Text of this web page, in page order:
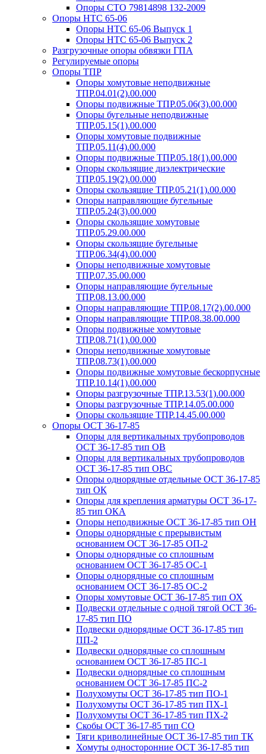
Опоры СТО 79814898 132-2009
Опоры НТС 65-06
Опоры НТС 65-06 Выпуск 1
Опоры НТС 65-06 Выпуск 2
Разгрузочные опоры обвязки ГПА
Регулируемые опоры
Опоры ТПР
Опоры хомутовые неподвижные
ТПР.04.01(2).00.000
Опоры подвижные ТПР.05.06(3).00.000
Опоры бугельные неподвижные
ТПР.05.15(1).00.000
Опоры хомутовые подвижные
ТПР.05.11(4).00.000
Опоры подвижные ТПР.05.18(1).00.000
Опоры скользящие диэлектрические
ТПР.05.19(2).00.000
Опоры скользящие ТПР.05.21(1).00.000
Опоры направляющие бугельные
ТПР.05.24(3).00.000
Опоры скользящие хомутовые
ТПР.05.29.00.000
Опоры скользящие бугельные
ТПР.06.34(4).00.000
Опоры неподвижные хомутовые
ТПР.07.35.00.000
Опоры направляющие бугельные
ТПР.08.13.00.000
Опоры направляющие ТПР.08.17(2).00.000
Опоры направляющие ТПР.08.38.00.000
Опоры подвижные хомутовые
ТПР.08.71(1).00.000
Опоры неподвижные хомутовые
ТПР.08.73(1).00.000
Опоры подвижные хомутовые бескорпусные
ТПР.10.14(1).00.000
Опоры разгрузочные ТПР.13.53(1).00.000
Опоры разгрузочные ТПР.14.05.00.000
Опоры скользящие ТПР.14.45.00.000
Опоры ОСТ 36-17-85
Опоры для вертикальных трубопроводов
ОСТ 36-17-85 тип ОВ
Опоры для вертикальных трубопроводов
ОСТ 36-17-85 тип ОВС
Опоры однорядные отдельные ОСТ 36-17-85
тип ОК
Опоры для крепления арматуры ОСТ 36-17-
85 тип ОКА
Опоры неподвижные ОСТ 36-17-85 тип ОН
Опоры однорядные с прерывистым
основанием ОСТ 36-17-85 ОП-2
Опоры однорядные со сплошным
основанием ОСТ 36-17-85 ОС-1
Опоры однорядные со сплошным
основанием ОСТ 36-17-85 ОС-2
Опоры хомутовые ОСТ 36-17-85 тип ОХ
Подвески отдельные с одной тягой ОСТ 36-
17-85 тип ПО
Подвески однорядные ОСТ 36-17-85 тип
ПП-2
Подвески однорядные со сплошным
основанием ОСТ 36-17-85 ПС-1
Подвески однорядные со сплошным
основанием ОСТ 36-17-85 ПС-2
Полухомуты ОСТ 36-17-85 тип ПО-1
Полухомуты ОСТ 36-17-85 тип ПХ-1
Полухомуты ОСТ 36-17-85 тип ПХ-2
Скобы ОСТ 36-17-85 тип СО
Тяги криволинейные ОСТ 36-17-85 тип ТК
Хомуты односторонние ОСТ 36-17-85 тип